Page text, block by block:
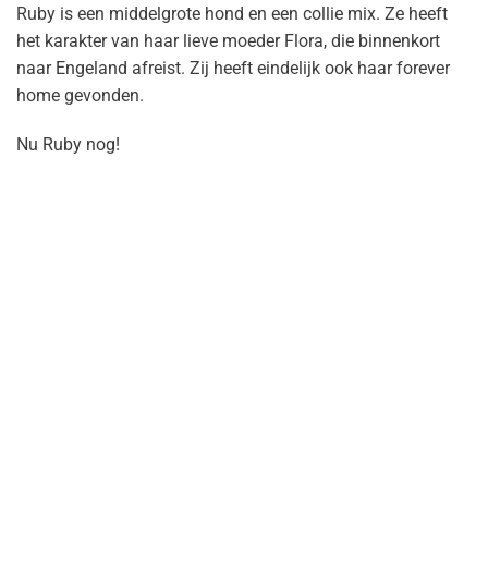
Ruby is een middelgrote hond en een collie mix. Ze heeft
het karakter van haar lieve moeder Flora, die binnenkort
naar Engeland afreist. Zij heeft eindelijk ook haar forever
home gevonden.
Nu Ruby nog!